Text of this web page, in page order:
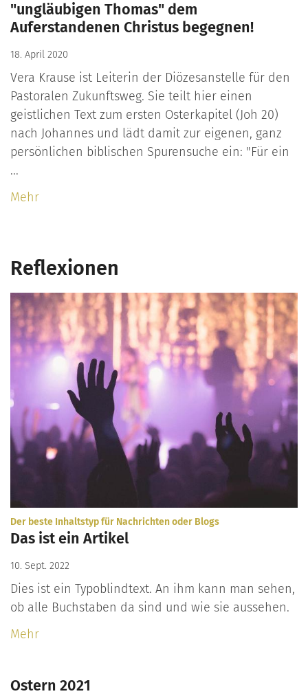
"ungläubigen Thomas" dem
Auferstandenen Christus begegnen!
18. April 2020
Vera Krause ist Leiterin der Diözesanstelle für den
Pastoralen Zukunftsweg. Sie teilt hier einen
geistlichen Text zum ersten Osterkapitel (Joh 20)
nach Johannes und lädt damit zur eigenen, ganz
persönlichen biblischen Spurensuche ein: "Für ein
...
Mehr
Reflexionen
Der beste Inhaltstyp für Nachrichten oder Blogs:
Das ist ein Artikel
10. Sept. 2022
Dies ist ein Typoblindtext. An ihm kann man sehen,
ob alle Buchstaben da sind und wie sie aussehen.
Mehr
Ostern 2021